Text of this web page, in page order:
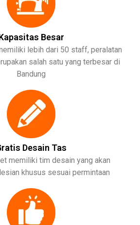
Besar
lebih dari 50 staff, peralatan
salah satu yang terbesar di
Bandung
Desain Tas
memiliki tim desain yang akan
khusus sesuai permintaan